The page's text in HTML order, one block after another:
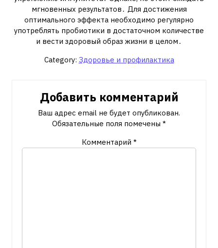
мгновенных результатов․ Для достижения
оптимального эффекта необходимо регулярно
употреблять пробиотики в достаточном количестве
и вести здоровый образ жизни в целом․
Category: Здоровье и профилактика
Добавить комментарий
Ваш адрес email не будет опубликован.
Обязательные поля помечены *
Комментарий *